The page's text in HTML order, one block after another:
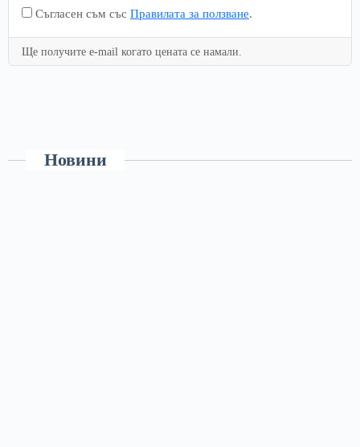
Съгласен съм със Правилата за ползване.
Ще получите e-mail когато цената се намали.
Новини